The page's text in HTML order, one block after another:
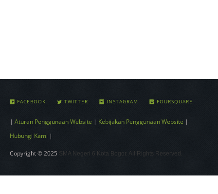
FACEBOOK TWITTER INSTAGRAM FOURSQUARE
| Aturan Penggunaan Website | Kebijakan Penggunaan Website |
Hubungi Kami |
Copyright © 2025 SMA Negeri 6 Kota Bogor. All Rights Reserved.